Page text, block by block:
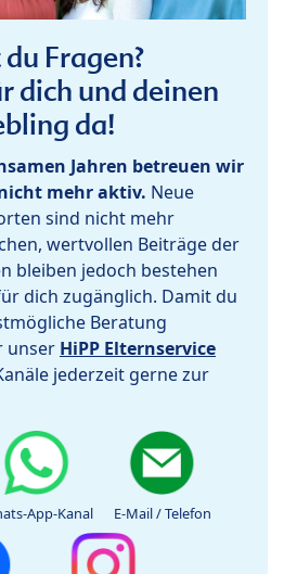
Fragen?
dich und deinen
da!
Jahren betreuen wir
mehr aktiv. Neue
sind nicht mehr
wertvollen Beiträge der
bleiben jedoch bestehen
dich zugänglich. Damit du
Beratung
unser HiPP Elternservice
jederzeit gerne zur
App-Kanal E-Mail / Telefon